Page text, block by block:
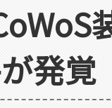
発覚